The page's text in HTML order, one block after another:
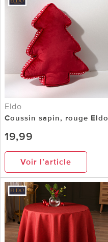
Eldo
Coussin sapin, rouge Eldo
19,99
Voir l’article